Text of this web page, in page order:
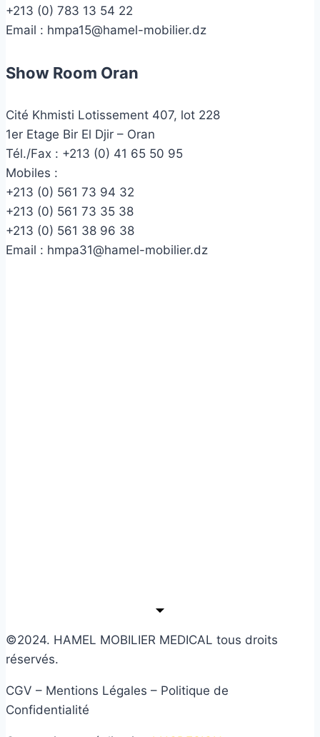
+213 (0) 783 13 54 22
Email : hmpa15@hamel-mobilier.dz
Show Room Oran
Cité Khmisti Lotissement 407, lot 228
1er Etage Bir El Djir – Oran
Tél./Fax : +213 (0) 41 65 50 95
Mobiles :
+213 (0) 561 73 94 32
+213 (0) 561 73 35 38
+213 (0) 561 38 96 38
Email : hmpa31@hamel-mobilier.dz
©2024. HAMEL MOBILIER MEDICAL tous droits
réservés.
CGV – Mentions Légales – Politique de
Confidentialité